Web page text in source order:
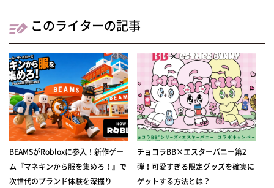
このライターの記事
BEAMSがRobloxに参入！新作ゲー
ム『マネキンから服を集めろ！』で
次世代のブランド体験を深掘り
チョコラBB×エスターバニー第2
弾！可愛すぎる限定グッズを確実に
ゲットする方法とは？